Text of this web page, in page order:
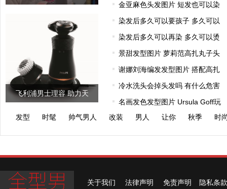
飞利浦男士理容 助力天
金亚麻色头发图片 短发也可以染
染发后多久可以要孩子 多久可以
染发后多久可以再染 多久可以烫
景甜发型图片 萝莉范高扎丸子头
谢娜刘海编发发型图片 搭配高扎
冷水洗头会掉头发吗 有什么危害
名画发色发型图片 Ursula Goff玩
发型
时髦 帅气男人 改装 男人 让你 秋季 时
关于我们 法律声明 免责声明
隐私条款